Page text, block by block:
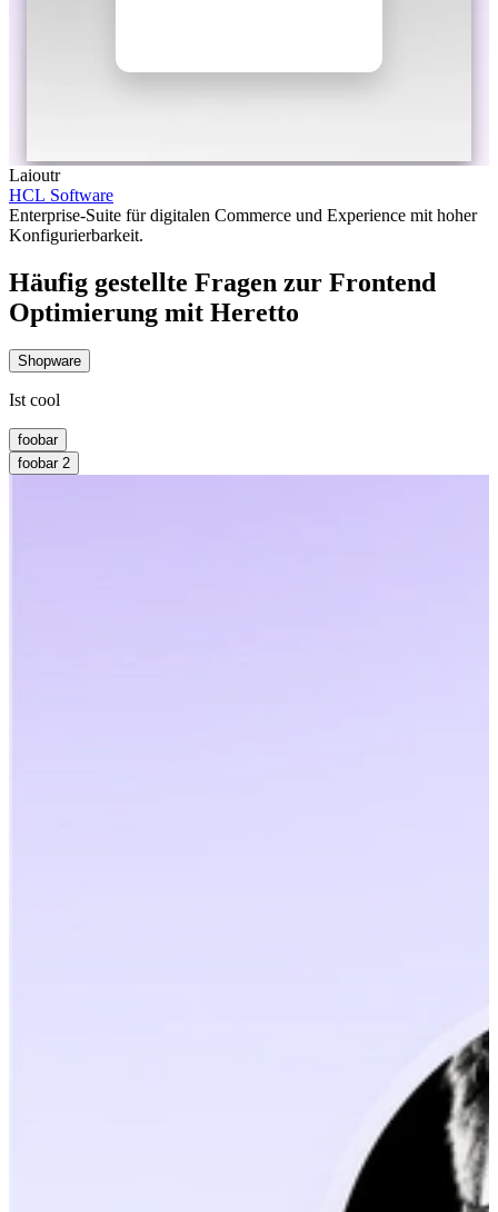
Laioutr
HCL Software
Enterprise-Suite für digitalen Commerce und Experience mit hoher
Konfigurierbarkeit.
Häufig gestellte Fragen zur Frontend
Optimierung mit Heretto
Shopware
Ist cool
foobar
foobar 2